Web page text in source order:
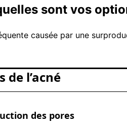
sont vos
causée par une
de l’acné
des pores